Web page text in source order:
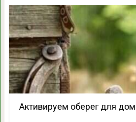
Активируем оберег для